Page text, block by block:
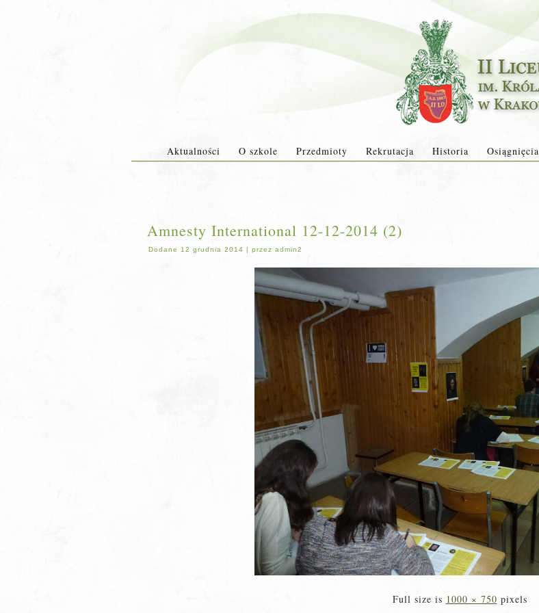
Aktualności O szkole Przedmioty Rekrutacja Historia Osiągnięcia
Amnesty International 12-12-2014 (2)
Dodane 12 grudnia 2014 | przez admin2
Full size is 1000 × 750 pixels